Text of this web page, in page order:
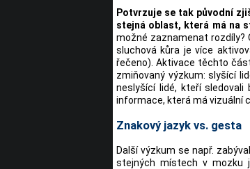
Potvrzuje se tak původní
stejná oblast, která má na
možné zaznamenat rozdíly?
sluchová kůra je více
řečeno). Aktivace těchto
zmiňovaný výzkum: slyšící
neslyšící lidé, kteří
informace, která má vizuální
Znakový jazyk vs. gesta
Další výzkum se např.
stejných místech v mozku